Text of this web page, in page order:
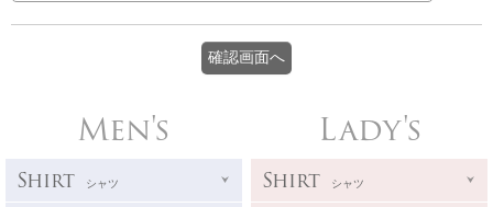
Men's
Shirt シャツ
Lady's
Shirt シャツ